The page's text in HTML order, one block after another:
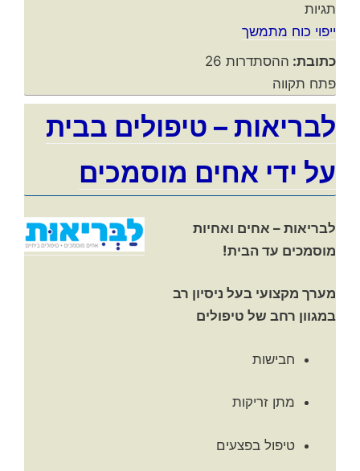
תגיות
ייפוי כוח מתמשך
כתובת: ההסתדרות 26
פתח תקווה
לבריאות – טיפולים בבית
על ידי אחים מוסמכים
לבריאות – אחים ואחיות
מוסמכים עד הבית!
מערך מקצועי בעל ניסיון רב
במגוון רחב של טיפולים
חבישות
מתן זריקות
טיפול בפצעים